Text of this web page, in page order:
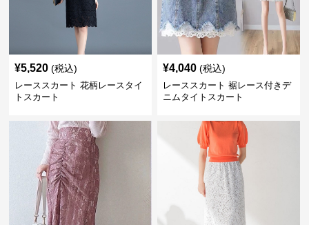
¥5,520 (税込)
レーススカート 花柄レースタイ
トスカート
¥4,040 (税込)
レーススカート 裾レース付きデ
ニムタイトスカート